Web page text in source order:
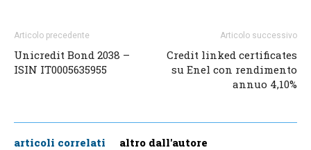
Articolo precedente
Unicredit Bond 2038 –
ISIN IT0005635955
Articolo successivo
Credit linked certificates
su Enel con rendimento
annuo 4,10%
articoli correlati altro dall'autore